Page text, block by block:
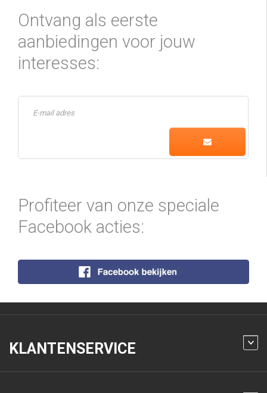
Ontvang als eerste
aanbiedingen voor jouw
interesses:
Profiteer van onze speciale
Facebook acties:
KLANTENSERVICE